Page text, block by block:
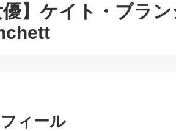
優】ケイト・ブラ
ィール